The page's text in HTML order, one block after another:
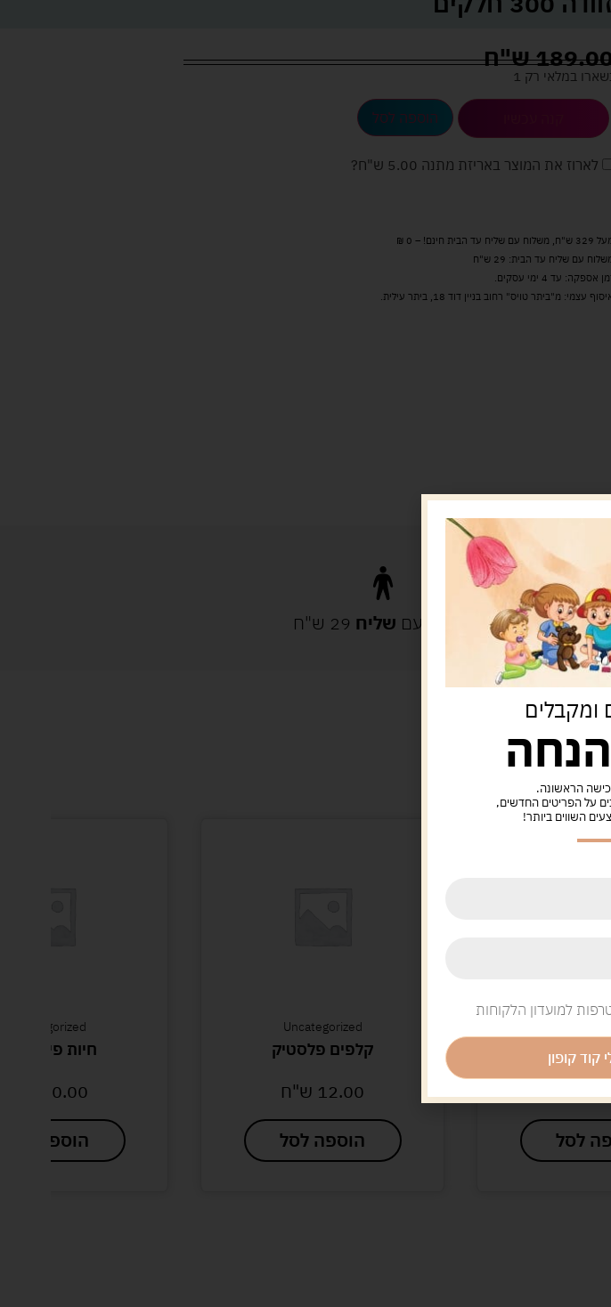
ש"ח
במלאי רק 1
הוספה לסל
לארוז את המוצר באריזת מתנה 5.00 ש"ח ?
משלוח עם שליח עד הבית חינם! – 0 ₪
עם שליח עד הבית: 29 ש"ח
אספקה: עד 4 ימי עסקים.
עצמי: מ"ביתר טויס" רחוב בניין דוד 18, ביתר עילית.
משלוח עם שליח 29 ש"ח
קשורים
משאית בתוך
ש"ח
לסל
Uncategorized
קלפים פלסטיק
12.00 ש"ח
הוספה לסל
Uncategorized
חיות פינת
20.00
הוספה לסל
ומקבלים
הראשונה.
על הפריטים החדשים,
השווים ביותר!
למועדון הלקוחות
קוד קופון